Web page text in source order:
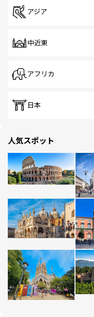
アジア
中近東
アフリカ
日本
人気スポット